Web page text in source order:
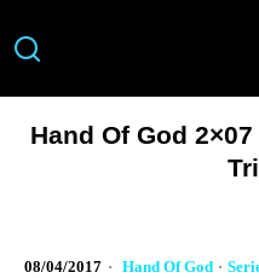
Hand Of God
08/04/2017 Hand Of God ·